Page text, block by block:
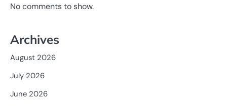
No comments to show.
Archives
August 2026
July 2026
June 2026